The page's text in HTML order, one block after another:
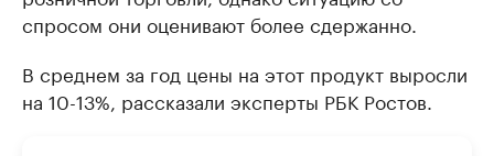
спросом они оценивают более сдержанно.
В среднем за год цены на этот продукт выросли
на 10-13%, рассказали эксперты РБК Ростов.